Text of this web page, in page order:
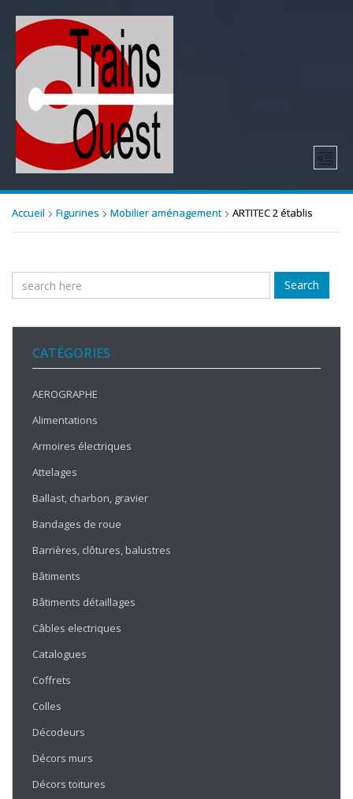
Accueil Figurines Mobilier aménagement ARTITEC 2 établis
Search
CATÉGORIES
AEROGRAPHE
Alimentations
Armoires électriques
Attelages
Ballast, charbon, gravier
Bandages de roue
Barrières, clôtures, balustres
Bâtiments
Bâtiments détaillages
Câbles electriques
Catalogues
Coffrets
Colles
Décodeurs
Décors murs
Décors toitures